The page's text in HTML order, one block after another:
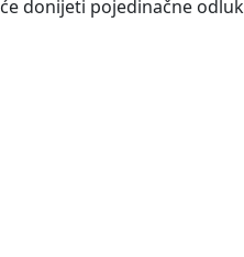
donijeti pojedinačne